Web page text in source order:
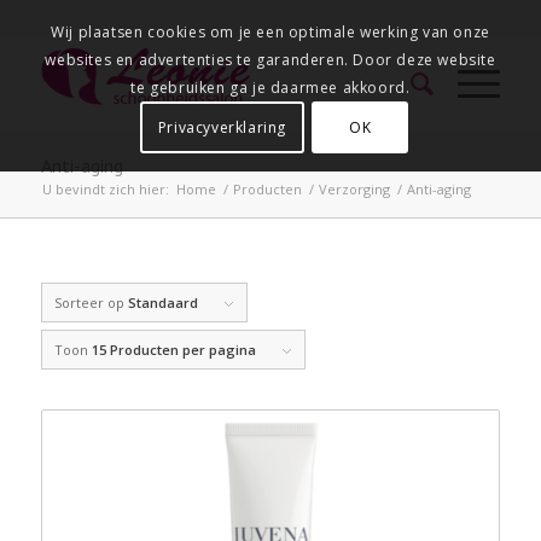
Anti-aging
U bevindt zich hier: Home / Producten / Verzorging / Anti-aging
Sorteer op Standaard
Toon 15 Producten per pagina
Wij plaatsen cookies om je een optimale werking van onze
websites en advertenties te garanderen. Door deze website
te gebruiken ga je daarmee akkoord.
Privacyverklaring
OK